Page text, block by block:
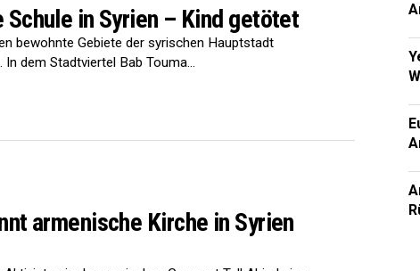
in Syrien – Kind getötet
bewohnte Gebiete der syrischen Hauptstadt
dem Stadtviertel Bab Touma...
armenische Kirche in Syrien